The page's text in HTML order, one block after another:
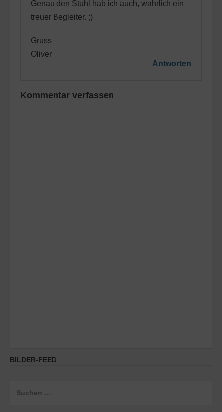
Genau den Stuhl hab ich auch, wahrlich ein
treuer Begleiter. ;)
Gruss
Oliver
Antworten
Kommentar verfassen
BILDER-FEED